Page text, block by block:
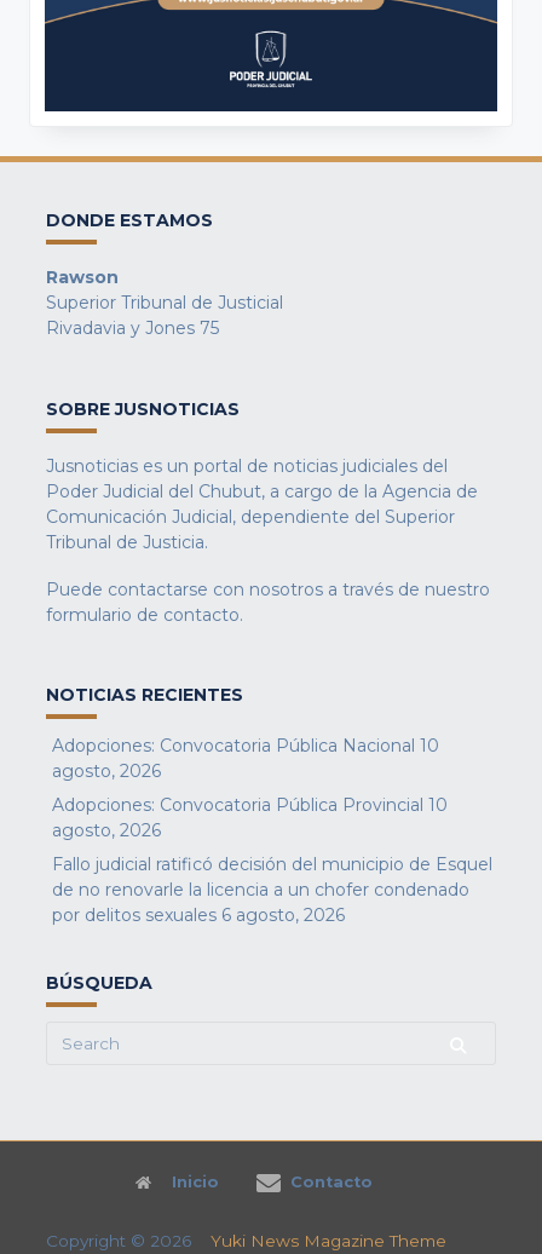
DONDE ESTAMOS
Rawson
Superior Tribunal de Justicial
Rivadavia y Jones 75
SOBRE JUSNOTICIAS
Jusnoticias es un portal de noticias judiciales del
Poder Judicial del Chubut, a cargo de la Agencia de
Comunicación Judicial, dependiente del Superior
Tribunal de Justicia.
Puede contactarse con nosotros a través de nuestro
formulario de contacto.
NOTICIAS RECIENTES
Adopciones: Convocatoria Pública Nacional 10
agosto, 2026
Adopciones: Convocatoria Pública Provincial 10
agosto, 2026
Fallo judicial ratificó decisión del municipio de Esquel
de no renovarle la licencia a un chofer condenado
por delitos sexuales 6 agosto, 2026
BÚSQUEDA
Search
Inicio Contacto
Copyright © 2026 Yuki News Magazine Theme